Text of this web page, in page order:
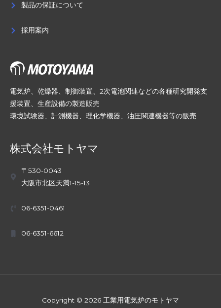
製品の保証について
採用案内
電気炉、乾燥器、制御装置、2次電池関連などの各種研究開発支
援装置、生産設備の製造販売
環境試験器、計測機器、理化学機器、油圧関連機器等の販売
株式会社モトヤマ
〒530-0043
大阪市北区天満1-15-13
06-6351-0461
06-6351-6612
Copyright © 2026 工業用電気炉のモトヤマ